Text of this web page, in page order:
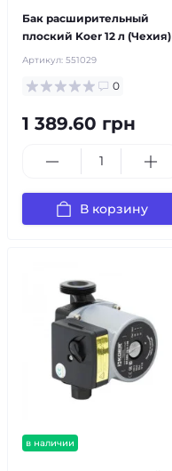
Бак расширительный
плоский Koer 12 л (Чехия)
Артикул: 551029
0
1 389.60 грн
В корзину
в наличии